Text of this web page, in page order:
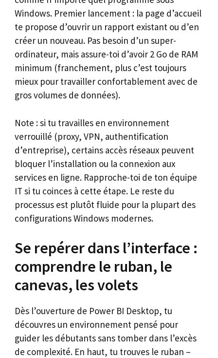
Windows. Premier lancement : la page d’accueil
te propose d’ouvrir un rapport existant ou d’en
créer un nouveau. Pas besoin d’un super-
ordinateur, mais assure-toi d’avoir 2 Go de RAM
minimum (franchement, plus c’est toujours
mieux pour travailler confortablement avec de
gros volumes de données).
Note : si tu travailles en environnement
verrouillé (proxy, VPN, authentification
d’entreprise), certains accès réseaux peuvent
bloquer l’installation ou la connexion aux
services en ligne. Rapproche-toi de ton équipe
IT si tu coinces à cette étape. Le reste du
processus est plutôt fluide pour la plupart des
configurations Windows modernes.
Se repérer dans l’interface :
comprendre le ruban, le
canevas, les volets
Dès l’ouverture de Power BI Desktop, tu
découvres un environnement pensé pour
guider les débutants sans tomber dans l’excès
de complexité. En haut, tu trouves le ruban –